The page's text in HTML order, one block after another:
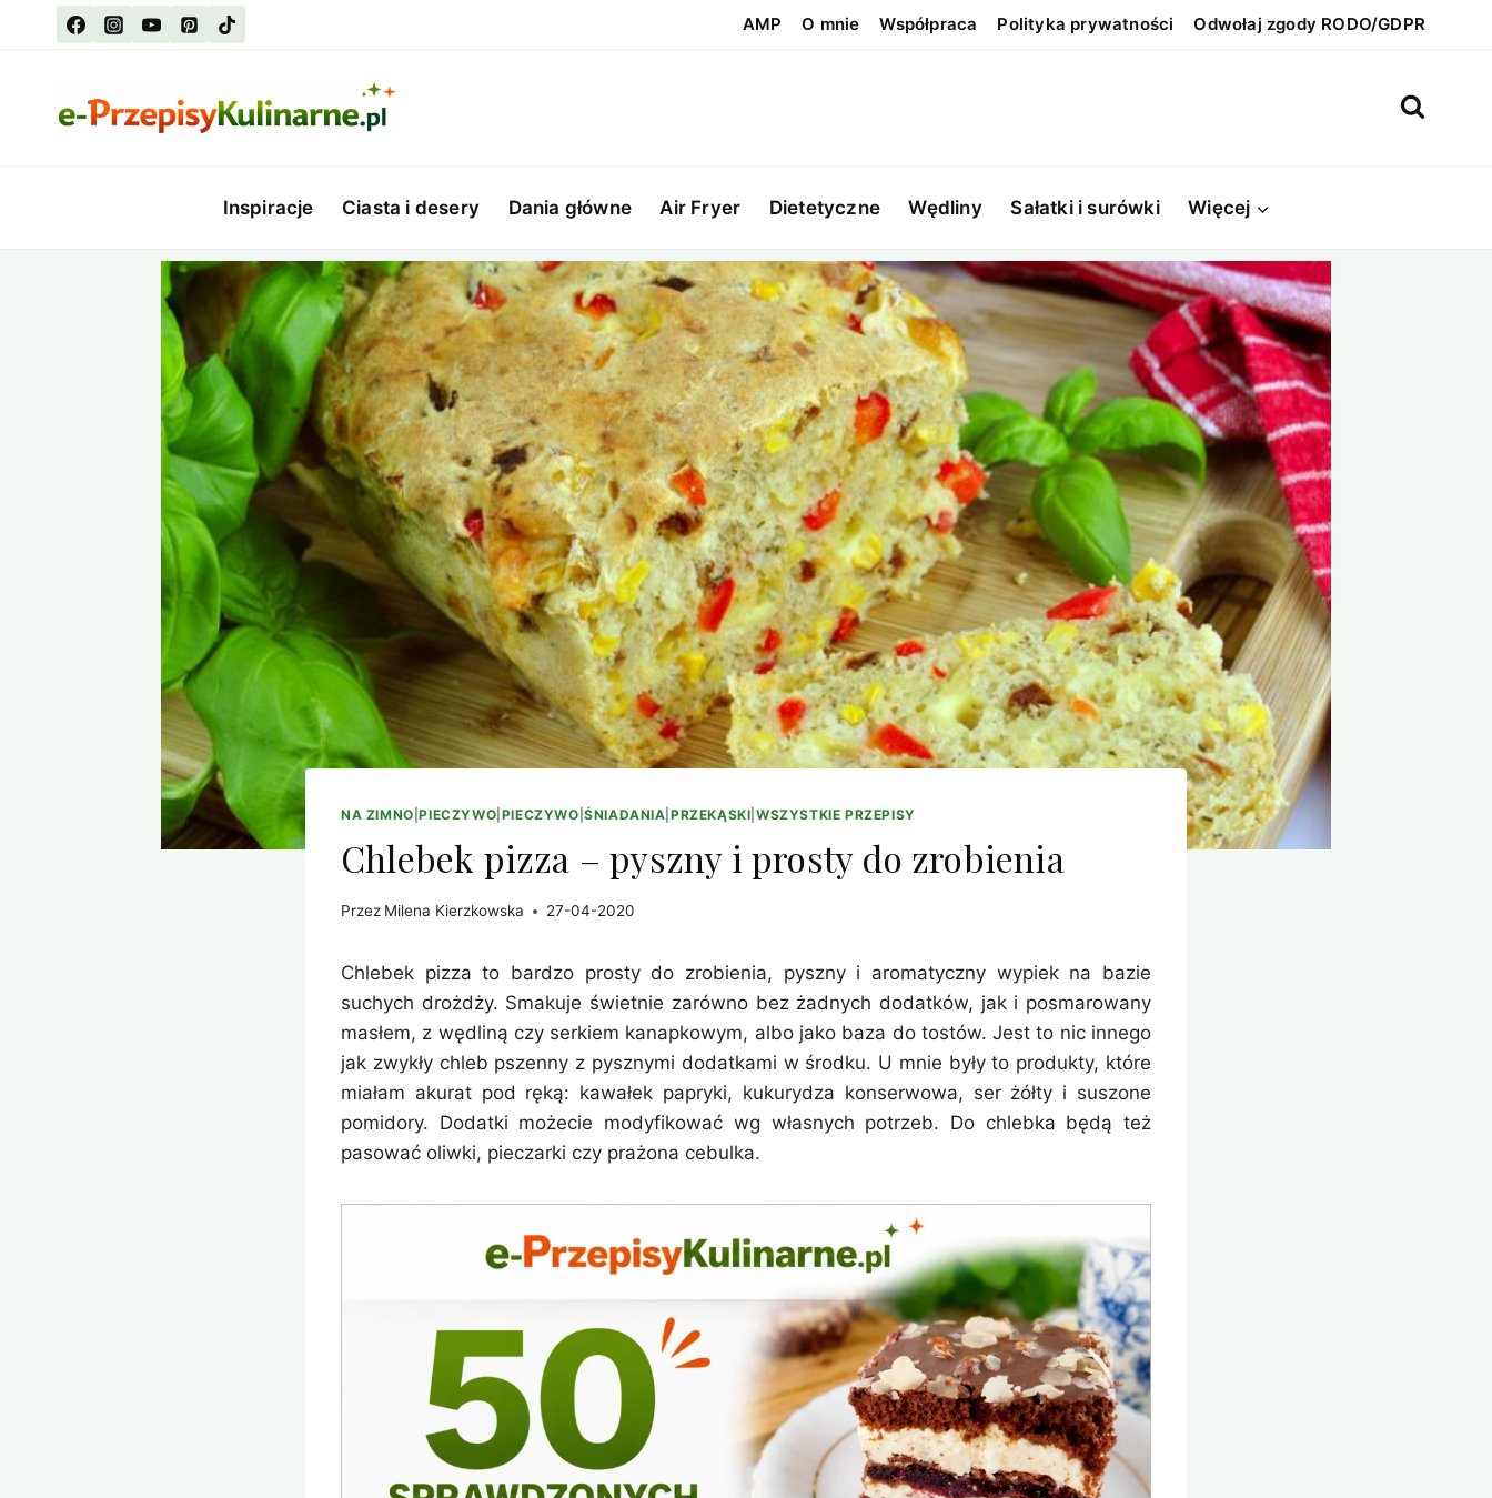
AMP O mnie Współpraca Polityka prywatności Odwołaj zgody RODO/GDPR
Inspiracje Ciasta i desery Dania główne Air Fryer Dietetyczne Wędliny Sałatki i surówki Więcej
NA ZIMNO |PIECZYWO PIECZYWO |ŚNIADANIA |PRZEKĄSKI |WSZYSTKIE PRZEPISY
Chlebek pizza – pyszny i prosty do zrobienia
Przez Milena Kierzkowska 27-04-2020
Chlebek pizza to bardzo prosty do zrobienia, pyszny i aromatyczny wypiek na bazie
suchych drożdży. Smakuje świetnie zarówno bez żadnych dodatków, jak i posmarowany
masłem, z wędliną czy serkiem kanapkowym, albo jako baza do tostów. Jest to nic innego
jak zwykły chleb pszenny z pysznymi dodatkami w środku. U mnie były to produkty, które
miałam akurat pod ręką: kawałek papryki, kukurydza konserwowa, ser żółty i suszone
pomidory. Dodatki możecie modyfikować wg własnych potrzeb. Do chlebka będą też
pasować oliwki, pieczarki czy prażona cebulka.